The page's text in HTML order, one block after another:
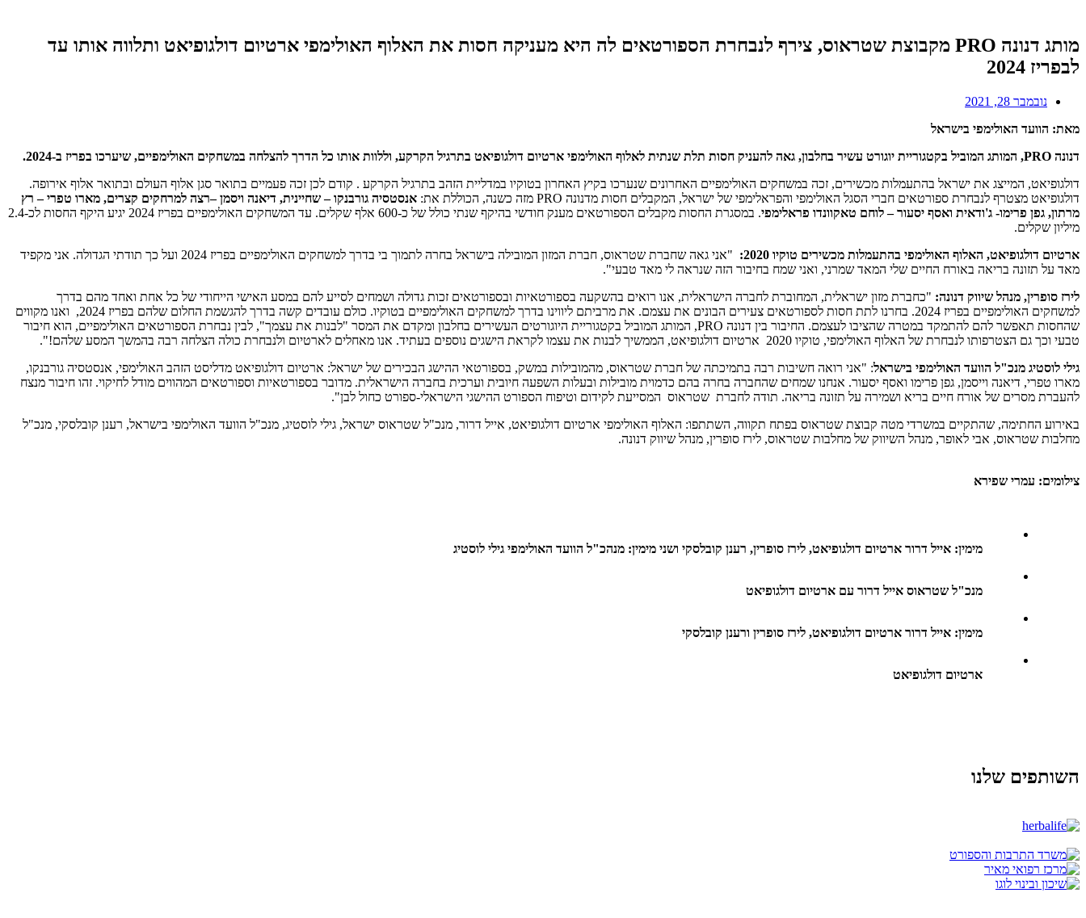
מותג דנונה PRO מקבוצת שטראוס, צירף לנבחרת הספורטאים לה היא מעניקה חסות את האלוף האולימפי ארטיום דולגופיאט ותלווה אותו עד
לבפריז 2024
נובמבר 28, 2021
מאת: הוועד האולימפי בישראל
דנונה PRO, המותג המוביל בקטגוריית יוגורט עשיר בחלבון, גאה להעניק חסות תלת שנתית לאלוף האולימפי ארטיום דולגופיאט בתרגיל הקרקע, וללוות אותו כל הדרך להצלחה במשחקים האולימפיים, שיערכו בפריז ב-2024.
דולגופיאט, המייצג את ישראל בהתעמלות מכשירים, זכה במשחקים האולימפיים האחרונים שנערכו בקיץ האחרון בטוקיו במדליית הזהב בתרגיל הקרקע . קודם לכן זכה פעמיים בתואר סגן אלוף העולם ובתואר אלוף אירופה.
דולגופיאט מצטרף לנבחרת ספורטאים חברי הסגל האולימפי והפראלימפי של ישראל, המקבלים חסות מדנונה PRO מזה כשנה, הכוללת את:
אנסטסיה גורבנקו – שחיינית, דיאנה ויסמן –רצה למרחקים קצרים, מארו טפרי – רץ
מרתון, גפן פרימו- ג'ודאית ואסף יסעור – לוחם טאקוונדו פראלימפי
. במסגרת החסות מקבלים הספורטאים מענק חודשי בהיקף שנתי כולל של כ-600 אלף שקלים. עד המשחקים האולימפיים בפריז 2024 יגיע היקף החסות לכ-2.4
מיליון שקלים.
ארטיום דולגופיאט, האלוף האולימפי בהתעמלות מכשירים טוקיו 2020:
"אני גאה שחברת שטראוס, חברת המזון המובילה בישראל בחרה לתמוך בי בדרך למשחקים האולימפיים בפריז 2024 ועל כך תודתי הגדולה. אני מקפיד
מאד על תזונה בריאה באורח החיים שלי המאד שמרני, ואני שמח בחיבור הזה שנראה לי מאד טבעי".
לירז סופרין, מנהל שיווק דנונה: "כחברת מזון ישראלית, המחוברת לחברה הישראלית, אנו רואים בהשקעה בספורטאיות ובספורטאים זכות גדולה ושמחים לסייע להם במסע האישי הייחודי של כל אחת ואחד מהם בדרך
למשחקים האולימפיים בפריז 2024. בחרנו לתת חסות לספורטאים צעירים הבונים את עצמם. את מרביתם ליווינו בדרך למשחקים האולימפיים בטוקיו. כולם עובדים קשה בדרך להגשמת החלום שלהם בפריז 2024, ואנו מקווים
שהחסות תאפשר להם להתמקד במטרה שהציבו לעצמם. החיבור בין דנונה PRO, המותג המוביל בקטגוריית היוגורטים העשירים בחלבון ומקדם את המסר "לבנות את עצמך", לבין נבחרת הספורטאים האולימפיים, הוא חיבור
טבעי וכך גם הצטרפותו לנבחרת של האלוף האולימפי, טוקיו 2020 ארטיום דולגופיאט, הממשיך לבנות את עצמו לקראת הישגים נוספים בעתיד. אנו מאחלים לארטיום ולנבחרת כולה הצלחה רבה בהמשך המסע שלהם!".
גילי לוסטיג מנכ"ל הוועד האולימפי בישראל: "אני רואה חשיבות רבה בתמיכתה של חברת שטראוס, מהמובילות במשק, בספורטאי ההישג הבכירים של ישראל: ארטיום דולגופיאט מדליסט הזהב האולימפי, אנסטסיה גורבנקו,
מארו טפרי, דיאנה וייסמן, גפן פרימו ואסף יסעור. אנחנו שמחים שהחברה בחרה בהם כדמוית מובילות ובעלות השפעה חיובית וערכית בחברה הישראלית. מדובר בספורטאיות וספורטאים המהווים מודל לחיקוי. זהו חיבור מנצח
להעברת מסרים של אורח חיים בריא ושמירה על תזונה בריאה. תודה לחברת שטראוס המסייעת לקידום וטיפוח הספורט ההישגי הישראלי-ספורט כחול לבן".
באירוע החתימה, שהתקיים במשרדי מטה קבוצת שטראוס בפתח תקווה, השתתפו: האלוף האולימפי ארטיום דולגופיאט, אייל דרור, מנכ"ל שטראוס ישראל, גילי לוסטיג, מנכ"ל הוועד האולימפי בישראל, רענן קובלסקי, מנכ"ל
מחלבות שטראוס, אבי לאופר, מנהל השיווק של מחלבות שטראוס, לירז סופרין, מנהל שיווק דנונה.
צילומים: עמרי שפירא
מימין: אייל דרור ארטיום דולגופיאט, לירז סופרין, רענן קובלסקי ושני מימין: מנהכ"ל הוועד האולימפי גילי לוסטיג
מנכ"ל שטראוס אייל דרור עם ארטיום דולגופיאט
מימין: אייל דרור ארטיום דולגופיאט, לירז סופרין ורענן קובלסקי
ארטיום דולגופיאט
השותפים שלנו